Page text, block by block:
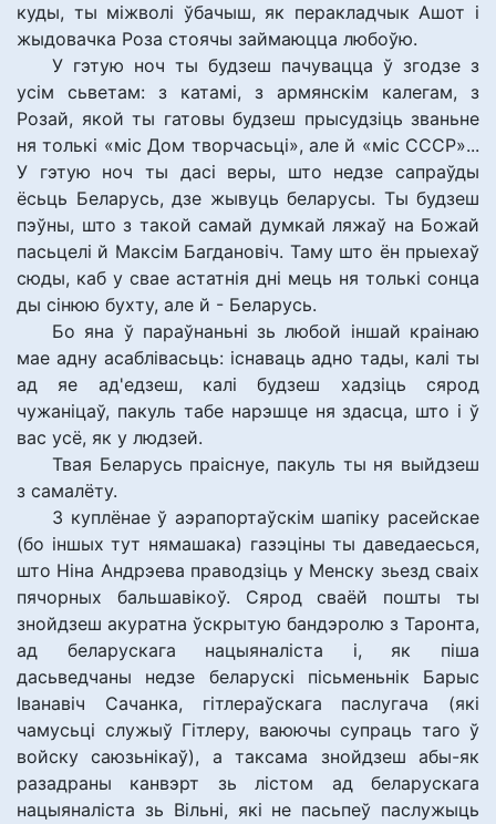
куды, ты міжволі ўбачыш, як перакладчык Ашот і
жыдовачка Роза стоячы займаюцца любоўю.
У гэтую ноч ты будзеш пачувацца ў згодзе з
усім сьветам: з катамі, з армянскім калегам, з
Розай, якой ты гатовы будзеш прысудзіць званьне
ня толькі «міс Дом творчасьці», але й «міс СССР»...
У гэтую ноч ты дасі веры, што недзе сапраўды
ёсьць Беларусь, дзе жывуць беларусы. Ты будзеш
пэўны, што з такой самай думкай ляжаў на Божай
пасьцелі й Максім Багдановіч. Таму што ён прыехаў
сюды, каб у свае астатнія дні мець ня толькі сонца
ды сінюю бухту, але й - Беларусь.
Бо яна ў параўнаньні зь любой іншай краінаю
мае адну асаблівасьць: існаваць адно тады, калі ты
ад яе ад'едзеш, калі будзеш хадзіць сярод
чужаніцаў, пакуль табе нарэшце ня здасца, што і ў
вас усё, як у людзей.
Твая Беларусь праіснуе, пакуль ты ня выйдзеш
з самалёту.
З куплёнае ў аэрапортаўскім шапіку расейскае
(бо іншых тут нямашака) газэціны ты даведаесься,
што Ніна Андрэева праводзіць у Менску зьезд сваіх
пячорных бальшавікоў. Сярод сваёй пошты ты
знойдзеш акуратна ўскрытую бандэролю з Таронта,
ад беларускага нацыяналіста і, як піша
дасьведчаны недзе беларускі пісьменьнік Барыс
Іванавіч Сачанка, гітлераўскага паслугача (які
чамусьці служыў Гітлеру, ваюючы супраць таго ў
войску саюзьнікаў), а таксама знойдзеш абы-як
разадраны канвэрт зь лістом ад беларускага
нацыяналіста зь Вільні, які не пасьпеў паслужыць